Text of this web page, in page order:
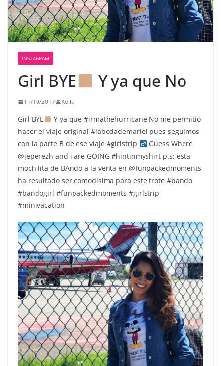
INSTAGRAM
Girl BYE Y ya que No
11/10/2017 Keila
Girl BYE
Y ya que #irmathehurricane No me permitio
hacer el viaje original #labodademariel pues seguimos
con la parte B de ese viaje #girlstrip ‍
Guess Where
@jeperezh and i are GOING #hintinmyshirt p.s: esta
mochilita de BAndo a la venta en @funpackedmoments
ha resultado ser comodisima para este trote #bando
#bandogirl #funpackedmoments #girlstrip
#minivacation